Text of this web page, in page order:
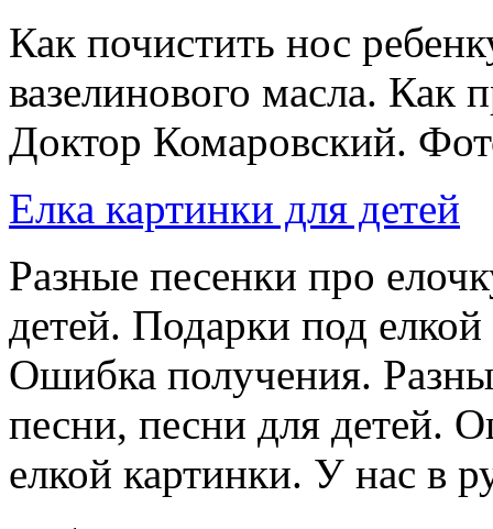
Как почистить нос
вазелинового масла.
Доктор Комаровский.
Елка картинки для детей
Разные песенки про
детей. Подарки под
Ошибка получения.
песни, песни для детей.
елкой картинки. У нас в